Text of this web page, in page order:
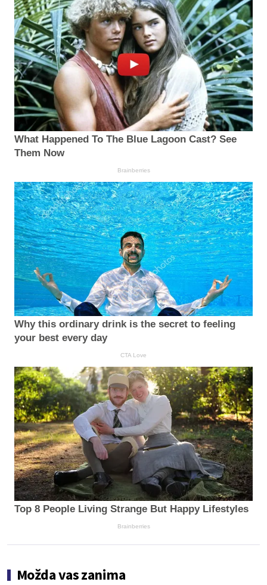
What Happened To The Blue Lagoon Cast? See
Them Now
Brainberries
Why this ordinary drink is the secret to feeling
your best every day
CTA Love
Top 8 People Living Strange But Happy Lifestyles
Brainberries
Možda vas zanima